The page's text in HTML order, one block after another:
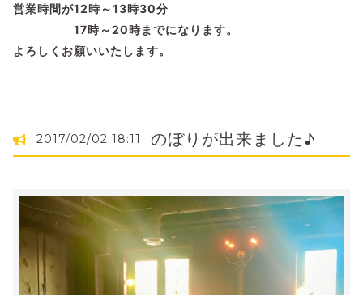
営業時間が12時～13時30分
17時～20時までになります。
よろしくお願いいたします。
2017/02/02 18:11 のぼりが出来ました♪